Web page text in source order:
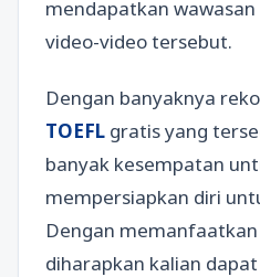
mendapatkan
video-video tersebut.
Dengan banyaknya
TOEFL gratis yang
banyak kesempatan
mempersiapkan diri
Dengan
diharapkan kalian